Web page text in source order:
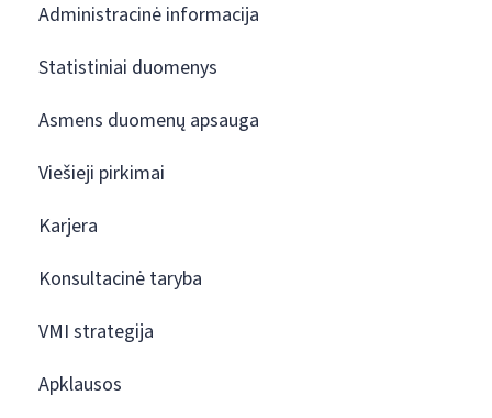
Administracinė informacija
Statistiniai duomenys
Asmens duomenų apsauga
Viešieji pirkimai
Karjera
Konsultacinė taryba
VMI strategija
Apklausos